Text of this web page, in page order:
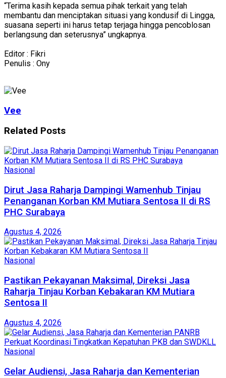
“Terima kasih kepada semua pihak terkait yang telah
membantu dan menciptakan situasi yang kondusif di Lingga,
suasana seperti ini harus tetap terjaga hingga pencoblosan
berlangsung dan seterusnya” ungkapnya.
Editor : Fikri
Penulis : Ony
Vee
Related Posts
Nasional
Dirut Jasa Raharja Dampingi Wamenhub Tinjau
Penanganan Korban KM Mutiara Sentosa II di RS
PHC Surabaya
Agustus 4, 2026
Nasional
Pastikan Pekayanan Maksimal, Direksi Jasa
Raharja Tinjau Korban Kebakaran KM Mutiara
Sentosa II
Agustus 4, 2026
Nasional
Gelar Audiensi, Jasa Raharja dan Kementerian